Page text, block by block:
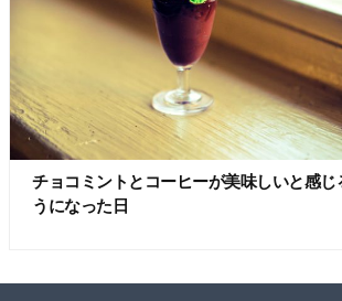
チョコミントとコーヒーが美味しいと感じ
うになった日